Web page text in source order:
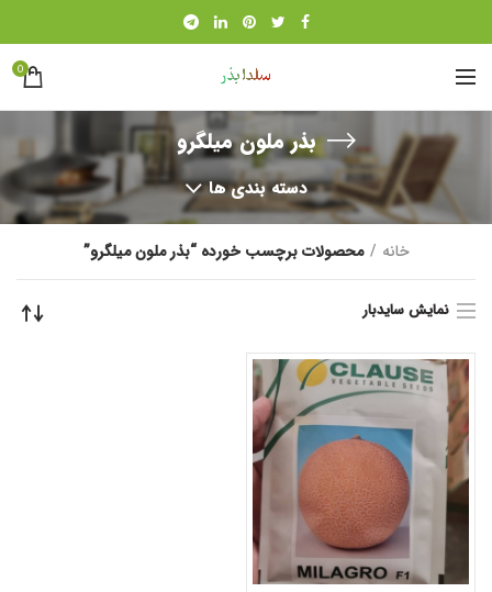
0
بذر ملون میلگرو
دسته بندی ها
خانه محصولات برچسب خورده “بذر ملون میلگرو”
نمایش سایدبار